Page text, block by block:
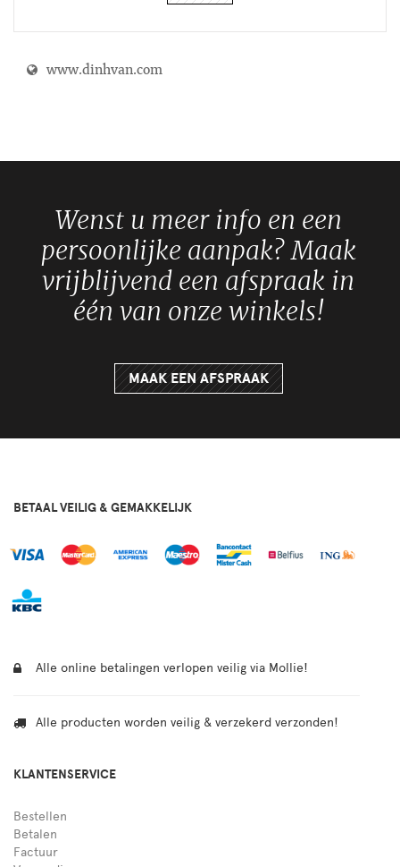
www.dinhvan.com
Wenst u meer info en een
persoonlijke aanpak? Maak
vrijblijvend een afspraak in
één van onze winkels!
MAAK EEN AFSPRAAK
BETAAL VEILIG & GEMAKKELIJK
Alle online betalingen verlopen veilig via Mollie!
Alle producten worden veilig & verzekerd verzonden!
KLANTENSERVICE
Bestellen
Betalen
Factuur